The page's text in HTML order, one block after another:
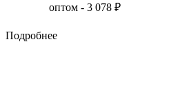
оптом - 3 078 ₽
Подробнее